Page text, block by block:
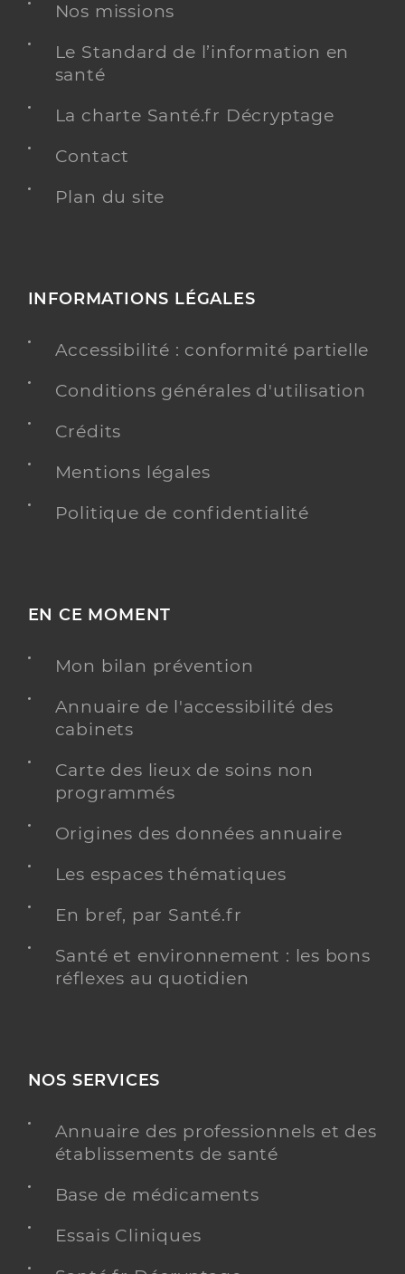
Nos missions
Le Standard de l’information en
santé
La charte Santé.fr Décryptage
Contact
Plan du site
INFORMATIONS LÉGALES
Accessibilité : conformité partielle
Conditions générales d'utilisation
Crédits
Mentions légales
Politique de confidentialité
EN CE MOMENT
Mon bilan prévention
Annuaire de l'accessibilité des
cabinets
Carte des lieux de soins non
programmés
Origines des données annuaire
Les espaces thématiques
En bref, par Santé.fr
Santé et environnement : les bons
réflexes au quotidien
NOS SERVICES
Annuaire des professionnels et des
établissements de santé
Base de médicaments
Essais Cliniques